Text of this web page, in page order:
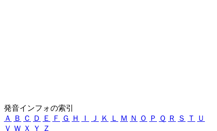
発音インフォの索引
Ａ
Ｂ Ｃ Ｄ Ｅ Ｆ Ｇ Ｈ Ｉ Ｊ Ｋ Ｌ Ｍ Ｎ Ｏ Ｐ Ｑ Ｒ Ｓ Ｔ
Ｕ
Ｖ Ｗ Ｘ Ｙ Ｚ